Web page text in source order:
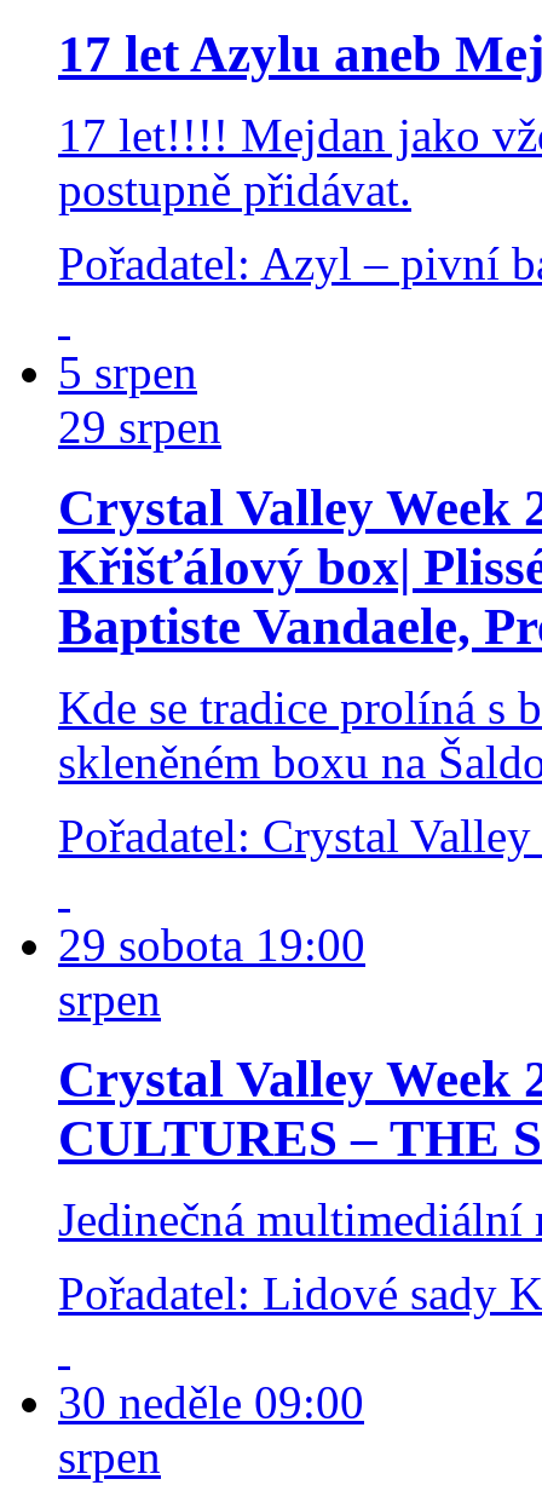
17 let Azylu aneb
17 let!!!! Mejdan jako
postupně přidávat.
Pořadatel: Azyl – pivní
5 srpen
29 srpen
Crystal Valley Week
Křišťálový box|
Baptiste Vandaele,
Kde se tradice prolíná s
skleněném boxu na
Pořadatel: Crystal Valley
29 sobota 19:00
srpen
Crystal Valley Week
CULTURES – THE
Jedinečná multimediální
Pořadatel: Lidové sady
30 neděle 09:00
srpen